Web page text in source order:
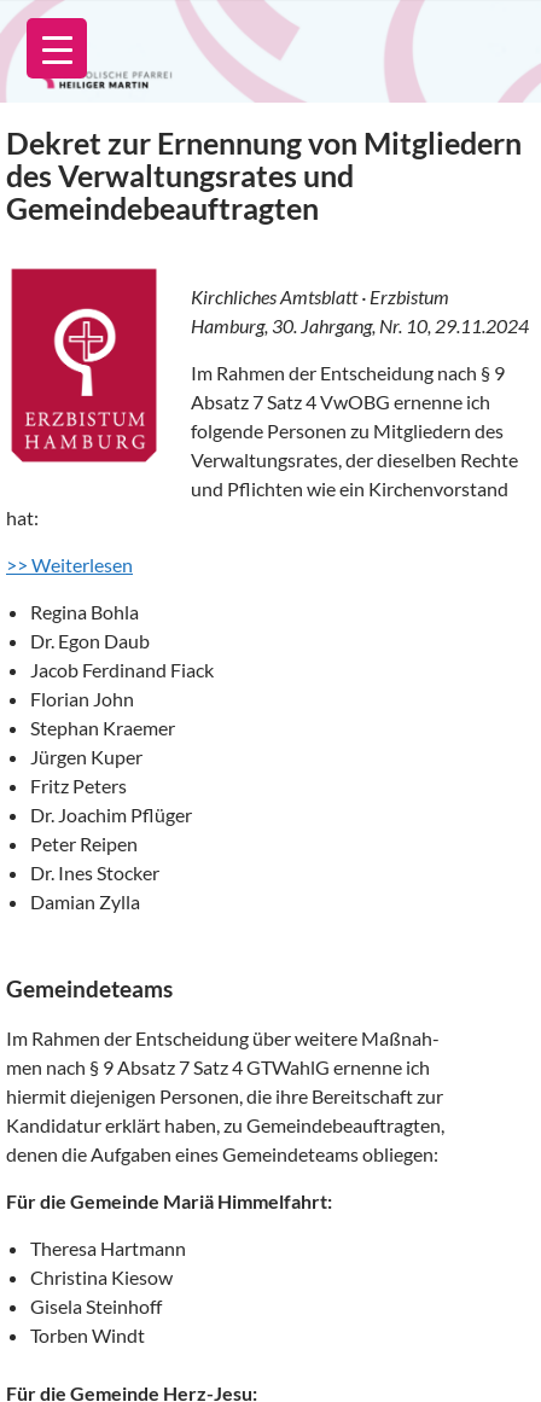
Zum
Inhalt
springen
Dekret zur Ernennung von Mitgliedern
des Verwaltungsrates und
Gemeindebeauftragten
Kirchliches Amtsblatt · Erzbistum
Hamburg, 30. Jahrgang, Nr. 10, 29.11.2024
Im Rahmen der Entscheidung nach § 9
Absatz 7 Satz 4 VwOBG ernenne ich
folgende Personen zu Mitgliedern des
Verwaltungsrates, der dieselben Rechte
und Pflichten wie ein Kirchenvorstand
hat:
>> Weiterlesen
Regina Bohla
Dr. Egon Daub
Jacob Ferdinand Fiack
Florian John
Stephan Kraemer
Jürgen Kuper
Fritz Peters
Dr. Joachim Pflüger
Peter Reipen
Dr. Ines Stocker
Damian Zylla
Gemeindeteams
Im Rahmen der Entscheidung über weitere Maßnah-
men nach § 9 Absatz 7 Satz 4 GTWahlG ernenne ich
hiermit diejenigen Personen, die ihre Bereitschaft zur
Kandidatur erklärt haben, zu Gemeindebeauftragten,
denen die Aufgaben eines Gemeindeteams obliegen:
Für die Gemeinde Mariä Himmelfahrt:
Theresa Hartmann
Christina Kiesow
Gisela Steinhoff
Torben Windt
Für die Gemeinde Herz-Jesu: